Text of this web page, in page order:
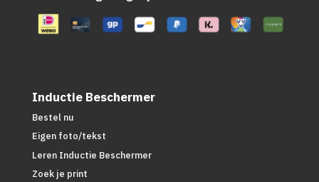
Inductie Beschermer
Bestel nu
Eigen foto/tekst
Leren Inductie Beschermer
Zoek je print